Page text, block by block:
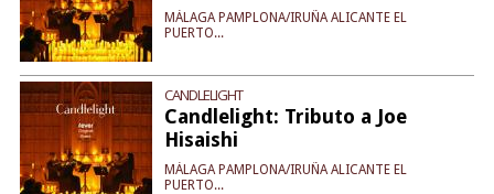
MÁLAGA PAMPLONA/IRUÑA ALICANTE EL
PUERTO...
CANDLELIGHT
Candlelight: Tributo a Joe
Hisaishi
MÁLAGA PAMPLONA/IRUÑA ALICANTE EL
PUERTO...